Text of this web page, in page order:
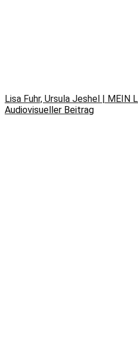
Lisa Fuhr, Ursula Jeshel | MEIN
Audiovisueller Beitrag